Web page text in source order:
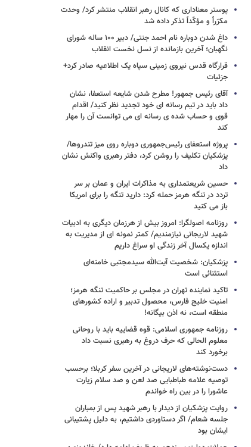
پوستر معناداری که کانال رهبر انقلاب منتشر کرد/ وحدت
مکرّراً و مؤکّداً تذکر داده شد
داغ شدن دوباره نام احمد جنتی/ دبیر ۱۰۰ ساله شورای
نگهبان؛ آخرین بازمانده از نسل نخست انقلاب
قرارگاه قدس نیروی زمینی سپاه یک اطلاعیه صادر کرد+
جزئیات
آقای رئیس جمهور! مطرح شدن شایعه استعفا، نشان
داد باید در تیم رسانه ای خود تجدید نظر کنید/ اقدام
قوی و حساب شده ی رسانه ای می توانست آن را مهار
کند
پروژه استعفای رئیس‌جمهوری دوباره روی میز تندروها/
پزشکیان تکلیف را روشن کرد، دفتر رهبری واکنش نشان
داد
حسین شریعتمداری به مذاکرات ایران و عمان بر سر
تردد در تنگه هرمز حمله کرد: دارید تنگه را برای امریکا
باز می کنید
روزنامه اصولگرا: امروز بیش از هرزمان دیگری به ادبیات
شهید لاریجانی نیازمندیم/ کمتر نمونه ای از مدیریت به
اندازه یکسال آخر زندگی او سراغ داریم
پزشکیان: شخصیت آیت‌الله سیدمجتبی خامنه‌ای
استثنائی است
تاکید نماینده تهران در مجلس بر حاکمیت تنگه هرمز؛
امنیت خلیج فارس، محصول تدبیر و اراده کشورهای
منطقه است، نه اذن بیگانه!
روزنامه جمهوری اسلامی: قوه قضاییه باید با روحانی
معلوم الحالی که حرف دروغ به رهبری نسبت داد
برخورد کند
دست‌نوشته‌های لاریجانی در آخرین سفر کربلا؛ برحسب
توصیه علامه طباطبایی صد لعن و صد سلام زیارت
عاشورا را در بین راه خواندم
روایت پزشکیان از دیدار با رهبر شهید پس از بمباران
جلسه شعام/ اگر دستاوردی داشتیم، به دلیل پشتیبانی
ایشان بود